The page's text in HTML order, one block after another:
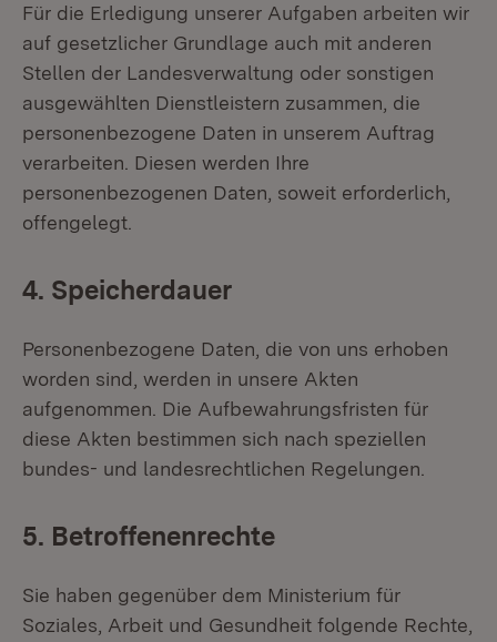
Für die Erledigung unserer Aufgaben arbeiten wir
auf gesetzlicher Grundlage auch mit anderen
Stellen der Landesverwaltung oder sonstigen
ausgewählten Dienstleistern zusammen, die
personenbezogene Daten in unserem Auftrag
verarbeiten. Diesen werden Ihre
personenbezogenen Daten, soweit erforderlich,
offengelegt.
4. Speicherdauer
Personenbezogene Daten, die von uns erhoben
worden sind, werden in unsere Akten
aufgenommen. Die Aufbewahrungsfristen für
diese Akten bestimmen sich nach speziellen
bundes- und landesrechtlichen Regelungen.
5. Betroffenenrechte
Sie haben gegenüber dem Ministerium für
Soziales, Arbeit und Gesundheit folgende Rechte,